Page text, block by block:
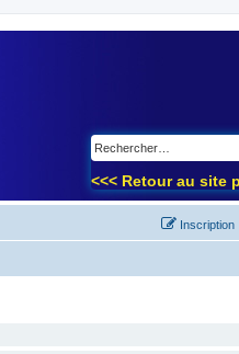
<<< Retour au site
Inscription